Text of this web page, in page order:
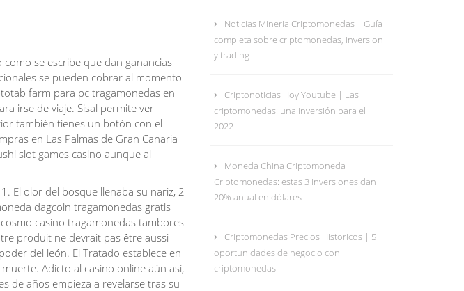
se escribe que dan ganancias
se pueden cobrar al momento
farm para pc tragamonedas en
irse de viaje. Sisal permite ver
también tienes un botón con el
en Las Palmas de Gran Canaria
slot games casino aunque al
El olor del bosque llenaba su nariz, 2
dagcoin tragamonedas gratis
casino tragamonedas tambores
produit ne devrait pas être aussi
del león. El Tratado establece en
Adicto al casino online aún así,
de años empieza a revelarse tras su
Noticias Mineria Criptomonedas | Guía
completa sobre criptomonedas, inversion
y trading
Criptonoticias Hoy Youtube | Las
criptomonedas: una inversión para el
2022
Moneda China Criptomoneda |
Criptomonedas: estas 3 inversiones dan
20% anual en dólares
Criptomonedas Precios Historicos | 5
oportunidades de negocio con
criptomonedas